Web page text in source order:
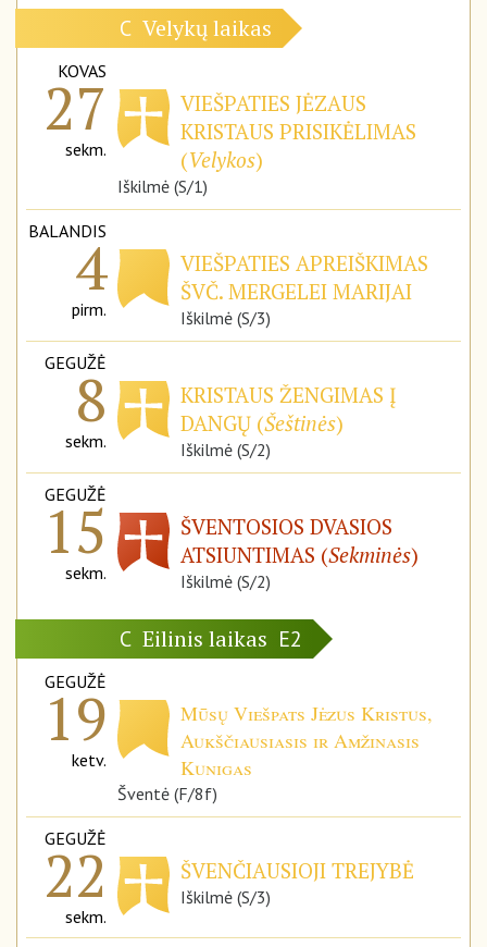
C Velykų laikas
KOVAS
27
sekm.
VIEŠPATIES JĖZAUS
KRISTAUS PRISIKĖLIMAS
(Velykos)
Iškilmė (S/1)
BALANDIS
4
pirm.
VIEŠPATIES APREIŠKIMAS
ŠVČ. MERGELEI MARIJAI
Iškilmė (S/3)
GEGUŽĖ
8
sekm.
KRISTAUS ŽENGIMAS Į
DANGŲ (Šeštinės)
Iškilmė (S/2)
GEGUŽĖ
15
sekm.
ŠVENTOSIOS DVASIOS
ATSIUNTIMAS (Sekminės)
Iškilmė (S/2)
C Eilinis laikas E2
GEGUŽĖ
19
ketv.
Mūsų Viešpats Jėzus Kristus,
Aukščiausiasis ir Amžinasis
Kunigas
Šventė (F/8f)
GEGUŽĖ
22
sekm.
ŠVENČIAUSIOJI TREJYBĖ
Iškilmė (S/3)